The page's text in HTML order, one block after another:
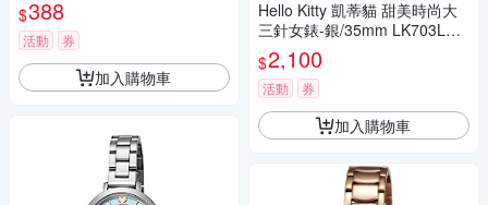
$388
活動 券
加入購物車
Hello Kitty 凱蒂貓 甜美時尚大
三針女錶-銀/35mm LK703LWK
A 七夕寵愛季 送禮推薦
$2,100
活動 券
加入購物車